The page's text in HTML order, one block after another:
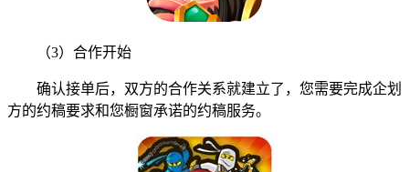
（3）合作开始
确认接单后，双方的合作关系就建立了，您需要完成企划
方的约稿要求和您橱窗承诺的约稿服务。